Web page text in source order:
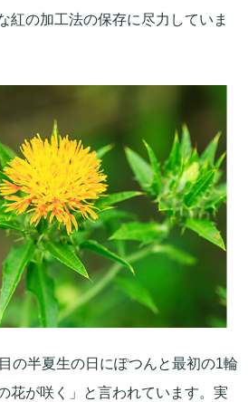
紅の加工法の保存に尽力していま
の半夏生の日にぽつんと最初の1輪
花が咲く」と言われています。実